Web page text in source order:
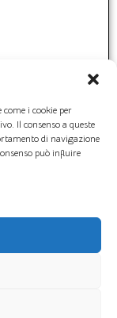
i cookie per
Il consenso a queste
di navigazione
può influire
Console n. 3,
–